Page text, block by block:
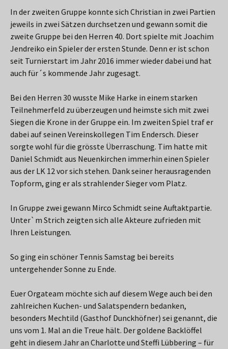
In der zweiten Gruppe konnte sich Christian in zwei Partien
jeweils in zwei Sätzen durchsetzen und gewann somit die
zweite Gruppe bei den Herren 40. Dort spielte mit Joachim
Jendreiko ein Spieler der ersten Stunde. Denn er ist schon
seit Turnierstart im Jahr 2016 immer wieder dabei und hat
auch für´s kommende Jahr zugesagt.
Bei den Herren 30 wusste Mike Harke in einem starken
Teilnehmerfeld zu überzeugen und heimste sich mit zwei
Siegen die Krone in der Gruppe ein. Im zweiten Spiel traf er
dabei auf seinen Vereinskollegen Tim Endersch. Dieser
sorgte wohl für die grösste Überraschung. Tim hatte mit
Daniel Schmidt aus Neuenkirchen immerhin einen Spieler
aus der LK 12 vor sich stehen. Dank seiner herausragenden
Topform, ging er als strahlender Sieger vom Platz.
In Gruppe zwei gewann Mirco Schmidt seine Auftaktpartie.
Unter`m Strich zeigten sich alle Akteure zufrieden mit
Ihren Leistungen.
So ging ein schöner Tennis Samstag bei bereits
untergehender Sonne zu Ende.
Euer Orgateam möchte sich auf diesem Wege auch bei den
zahlreichen Kuchen- und Salatspendern bedanken,
besonders Mechtild (Gasthof Dunckhöfner) sei genannt, die
uns vom 1. Mal an die Treue hält. Der goldene Backlöffel
geht in diesem Jahr an Charlotte und Steffi Lübbering – für